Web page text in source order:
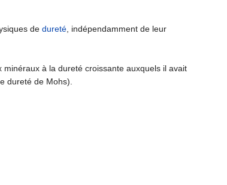
de dureté, indépendamment de leur
à la dureté croissante auxquels il avait
dureté de Mohs).